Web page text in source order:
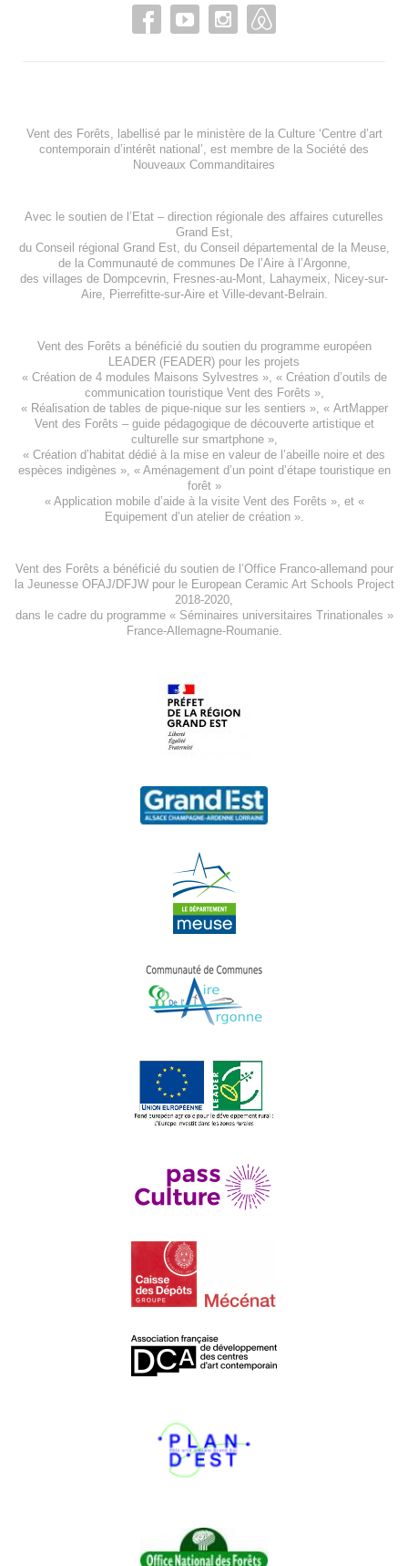
Vent des Forêts, labellisé par le ministère de la Culture ‘Centre d’art
contemporain d’intérêt national’, est membre de la Société des
Nouveaux Commanditaires
Avec le soutien de l’Etat – direction régionale des affaires cuturelles
Grand Est,
du Conseil régional Grand Est, du Conseil départemental de la Meuse,
de la Communauté de communes De l’Aire à l’Argonne,
des villages de Dompcevrin Fresnes-au-Mont Lahaymeix
Nicey-sur-
Aire, Pierrefitte-sur-Aireet Ville-devant-Belrain.
Vent des Forêts a bénéficié du soutien du programme européen
LEADER (FEADER) pour les projets
« Création de 4 modules Maisons Sylvestres », « Création d’outils de
communication touristique Vent des Forêts »,
« Réalisation de tables de pique-nique sur les sentiers », « ArtMapper
Vent des Forêts – guide pédagogique de découverte artistique et
culturelle sur smartphone »,
« Création d’habitat dédié à la mise en valeur de l’abeille noire et des
espèces indigènes », « Aménagement d’un point d’étape touristique en
forêt»
« Application mobile d’aide à la visite Vent des Forêts », et «
Equipement d’un atelier de création».
Vent des Forêts a bénéficié du soutien de l’Office Franco-allemand pour
la Jeunesse OFAJ/DFJWpour leEuropean Ceramic Art Schools Project
2018-2020
dans le cadre du programme « Séminaires universitaires Trinationales »
France-Allemagne-Roumanie.